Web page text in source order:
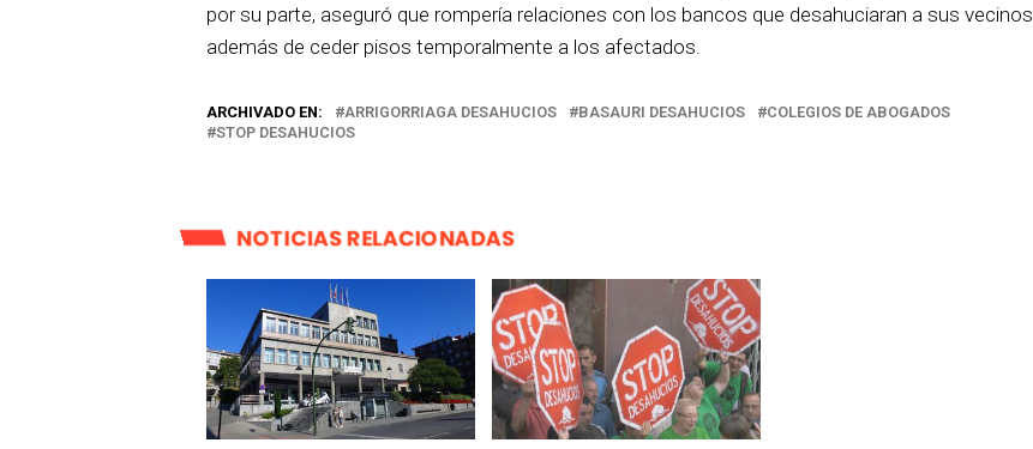
por su parte, aseguró que rompería relaciones con los bancos que desahuciaran a sus vecinos
además de ceder pisos temporalmente a los afectados.
ARCHIVADO EN: ARRIGORRIAGA DESAHUCIOS BASAURI DESAHUCIOS
COLEGIOS DE ABOGADOS
STOP DESAHUCIOS
NOTICIAS RELACIONADAS